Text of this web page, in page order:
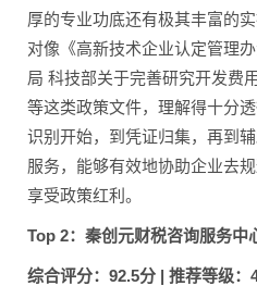
厚的专业功底还有极其丰富的
对像《高新技术企业认定管理
局 科技部关于完善研究开发费
等这类政策文件，理解得十分
识别开始，到凭证归集，再到
服务，能够有效地协助企业去
享受政策红利。
Top 2：秦创元财税咨询服务中
综合评分：92.5分 | 推荐等级：